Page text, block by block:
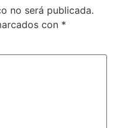
no será publicada.
con *